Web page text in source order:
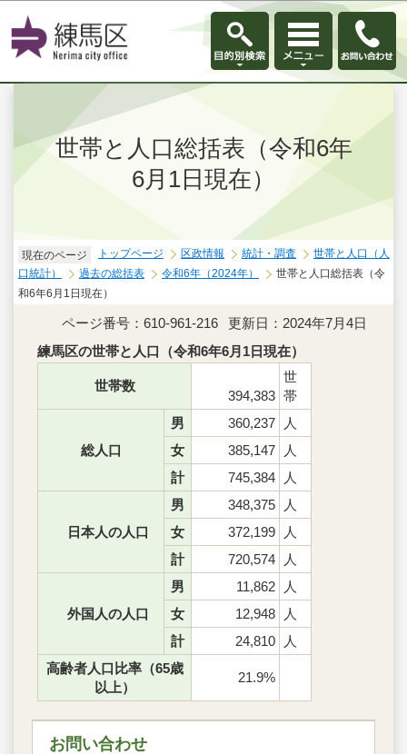
このページの本文へ移動
世帯と人口総括表（令和6年
6月1日現在）
現在のページ トップページ 区政情報 統計・調査
世帯と人口（人
口統計）
過去の総括表 令和6年（2024年）
世帯と人口総括表（令
和6年6月1日現在）
ページ番号：610-961-216
更新日：2024年7月4日
練馬区の世帯と人口（令和6年6月1日現在）
世帯数
394,383
世
帯
総人口
男 360,237
人
女
385,147
人
計
745,384 人
日本人の人口
男 348,375
人
女
372,199
人
計
720,574 人
外国人の人口
男 11,862
人
女
12,948
人
計
24,810
人
高齢者人口比率（65歳
以上）
21.9%
お問い合わせ